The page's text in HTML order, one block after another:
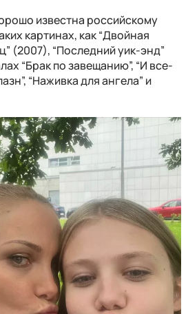
известна российскому
картинах, как “Двойная
(2007), “Последний уик-энд”
“Брак по завещанию”, “И все-
“Наживка для ангела” и